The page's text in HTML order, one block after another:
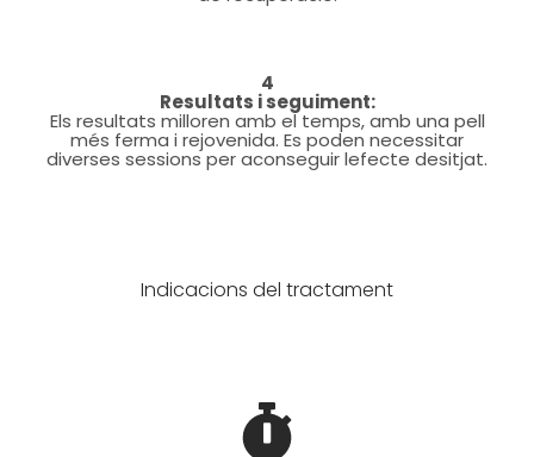
4
Resultats i seguiment:
Els resultats milloren amb el temps, amb una pell
més ferma i rejovenida. Es poden necessitar
diverses sessions per aconseguir lefecte desitjat.
Indicacions del tractament